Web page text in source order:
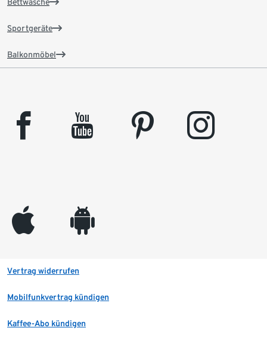
Sportgeräte
Balkonmöbel
facebook youtube pinterest instagram
appleinc android
Vertrag widerrufen
Mobilfunkvertrag kündigen
Kaffee-Abo kündigen